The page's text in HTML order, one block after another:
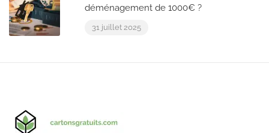
déménagement de 1000€ ?
31 juillet 2025